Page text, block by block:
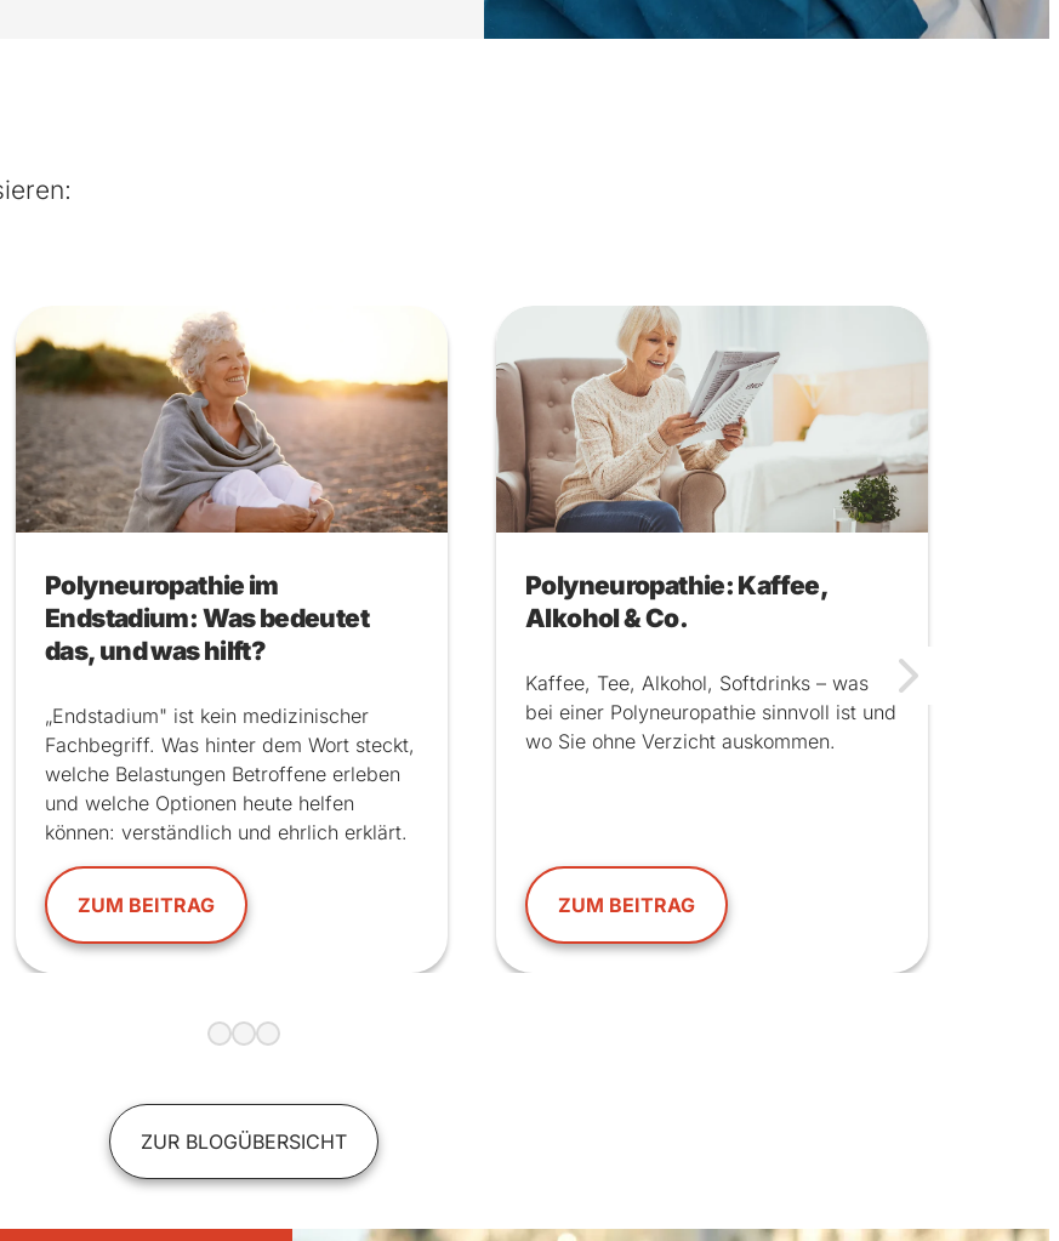
Polyneuropathie im
Endstadium: Was bedeutet
das, und was hilft?
„Endstadium" ist kein medizinischer
Fachbegriff. Was hinter dem Wort steckt,
welche Belastungen Betroffene erleben
und welche Optionen heute helfen
können: verständlich und ehrlich erklärt.
ZUM BEITRAG
Polyneuropathie: Kaffee,
Alkohol & Co.
Kaffee, Tee, Alkohol, Softdrinks – was
bei einer Polyneuropathie sinnvoll ist und
wo Sie ohne Verzicht auskommen.
ZUM BEITRAG
ZUR BLOGÜBERSICHT